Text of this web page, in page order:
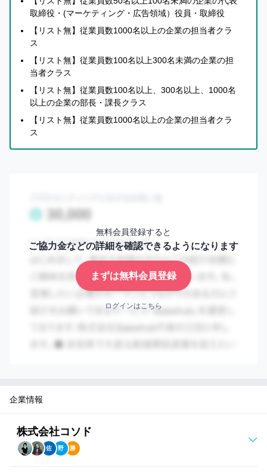
取締役・(マーケティング・広告領域）役員・取締役
【リスト無】従業員数1000名以上の企業の担当者クラ
ス
【リスト無】従業員数100名以上300名未満の企業の担
当者クラス
【リスト無】従業員数100名以上、300名以上、1000名
以上の企業の部長・課長クラス
【リスト無】従業員数1000名以上の企業の担当者クラ
ス
無料会員登録すると
ご協力金などの詳細を確認できるようになります
まずは無料会員登録
ログインはこちら
企業情報
株式会社コソド
佐 野 勝
り
い
へ